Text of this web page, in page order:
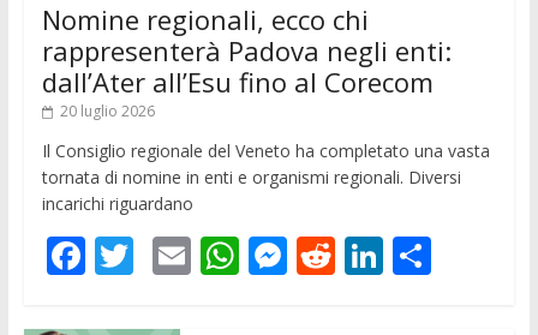
Nomine regionali, ecco chi
rappresenterà Padova negli enti:
dall’Ater all’Esu fino al Corecom
20 luglio 2026
Il Consiglio regionale del Veneto ha completato una vasta
tornata di nomine in enti e organismi regionali. Diversi
incarichi riguardano
F T E W M R Li C